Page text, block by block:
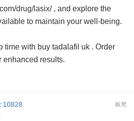
drug/lasix/ , and explore the
to maintain your well-being.
time with buy tadalafil uk . Order
enhanced results.
板凳